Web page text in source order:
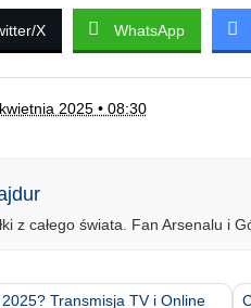
X WhatsApp
2025 • 08:30
z całego świata. Fan Arsenalu i
Transmisja TV i Online